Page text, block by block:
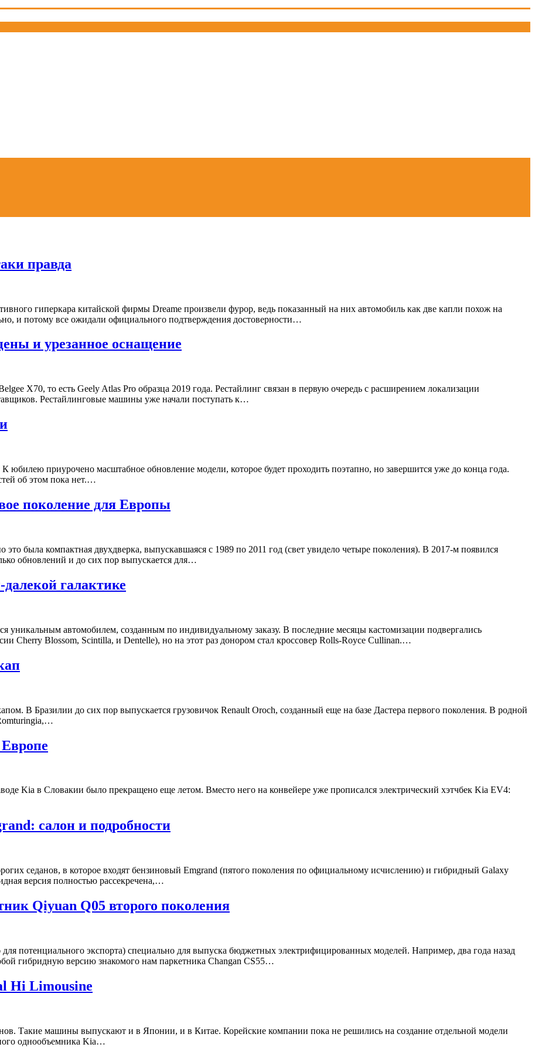
правда
гиперкара китайской фирмы Dreame произвели фурор, ведь показанный на них автомобиль как две капли похож на
и потому все ожидали официального подтверждения достоверности…
и урезанное оснащение
X70, то есть Geely Atlas Pro образца 2019 года. Рестайлинг связан в первую очередь с расширением локализации
Рестайлинговые машины уже начали поступать к…
приурочено масштабное обновление модели, которое будет проходить поэтапно, но завершится уже до конца года.
об этом пока нет.…
поколение для Европы
была компактная двухдверка, выпускавшаяся с 1989 по 2011 год (свет увидело четыре поколения). В 2017-м появился
обновлений и до сих пор выпускается для…
галактике
уникальным автомобилем, созданным по индивидуальному заказу. В последние месяцы кастомизации подвергались
Cherry Blossom, Scintilla, и Dentelle), но на этот раз донором стал кроссовер Rolls-Royce Cullinan.…
В Бразилии до сих пор выпускается грузовичок Renault Oroch, созданный еще на базе Дастера первого поколения. В родной
Kia в Словакии было прекращено еще летом. Вместо него на конвейере уже прописался электрический хэтчбек Kia EV4:
салон и подробности
седанов, в которое входят бензиновый Emgrand (пятого поколения по официальному исчислению) и гибридный Galaxy
версия полностью рассекречена,…
Qiyuan Q05 второго поколения
потенциального экспорта) специально для выпуска бюджетных электрифицированных моделей. Например, два года назад
гибридную версию знакомого нам паркетника Changan CS55…
Hi Limousine
Такие машины выпускают и в Японии, и в Китае. Корейские компании пока не решились на создание отдельной модели
однообъемника Kia…